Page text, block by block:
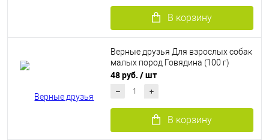
В корзину
Верные друзья Для взрослых собак
малых пород Говядина (100 г)
48 руб. / шт
В корзину